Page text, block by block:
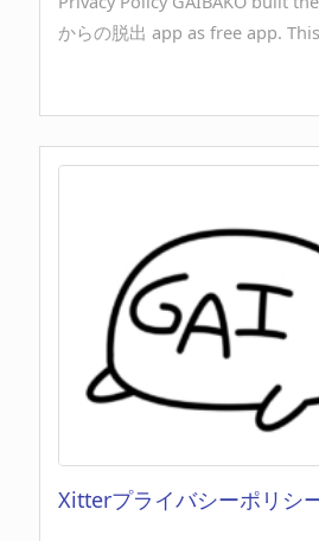
からの脱出 app as free app. This
Xitterプライバシーポリシ